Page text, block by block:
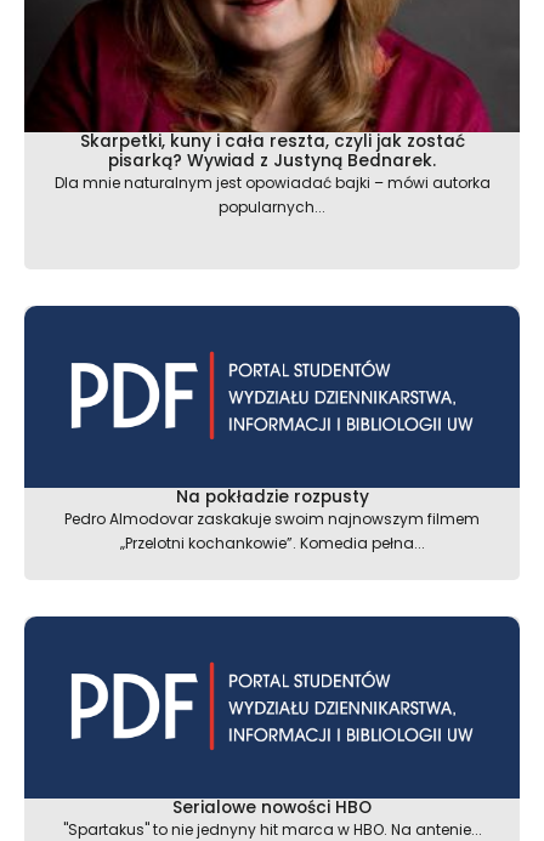
Skarpetki, kuny i cała reszta, czyli jak zostać
pisarką? Wywiad z Justyną Bednarek.
Dla mnie naturalnym jest opowiadać bajki – mówi autorka
popularnych...
Na pokładzie rozpusty
Pedro Almodovar zaskakuje swoim najnowszym filmem
„Przelotni kochankowie”. Komedia pełna...
Serialowe nowości HBO
"Spartakus" to nie jednyny hit marca w HBO. Na antenie...